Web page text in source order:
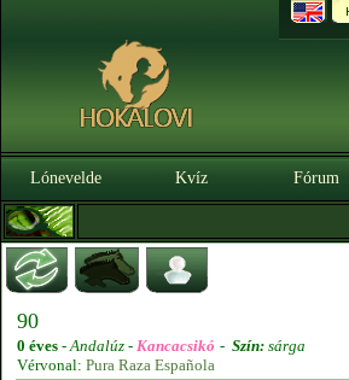
Lónevelde Kvíz Fórum
90
0 éves -Andalúz - Kancacsikó - Szín: sárga
Vérvonal: Pura Raza Española